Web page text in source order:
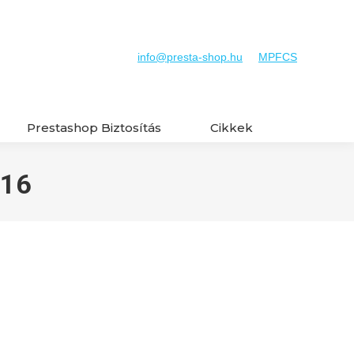
info@presta-shop.hu MPFCS
Prestashop Biztosítás Cikkek